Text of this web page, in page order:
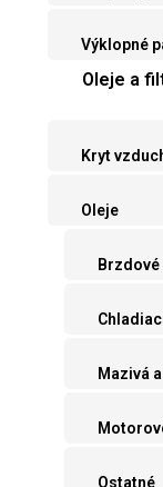
Výklopné
Oleje a
Kryt
Oleje
Mazivá
Ostatné